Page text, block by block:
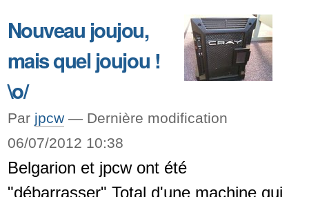
cartographie
collaborative
-
Nouveau joujou,
mais quel joujou !
\o/
Par jpcw— Dernière modification
06/07/2012 10:38
Belgarion et jpcw ont été
"débarrasser" Total d'une machine qui